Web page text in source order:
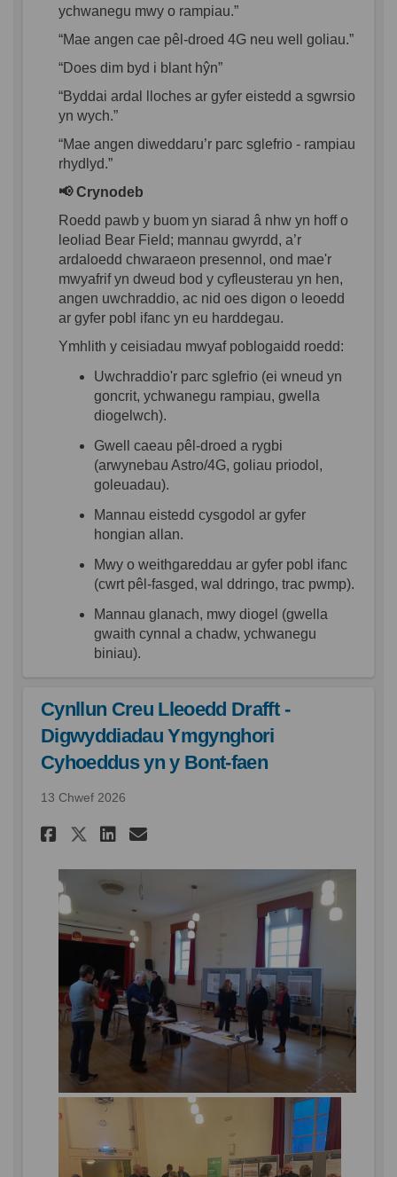
ychwanegu mwy o rampiau.”
“Mae angen cae pêl-droed 4G neu well goliau.”
“Does dim byd i blant hŷn”
“Byddai ardal lloches ar gyfer eistedd a sgwrsio
yn wych.”
“Mae angen diweddaru’r parc sglefrio - rampiau
rhydlyd.”
📢Crynodeb
Roedd pawb y buom yn siarad â nhw yn hoffo
leoliad Bear Field; mannau gwyrdd, a’r
ardaloedd chwaraeon presennol , ond mae'r
mwyafrif yn dweud bod y cyfleusterau yn hen,
angen uwchraddio, ac nid oes digon o leoedd
ar gyfer pobl ifanc yn eu harddegau.
Ymhlith y ceisiadau mwyaf poblogaidd roedd:
Uwchraddio'r parc sglefrio (ei wneud yn
goncrit, ychwanegu rampiau, gwella
diogelwch).
Gwell
caeau pêl-droed a rygbi
(arwynebau Astro/4G, goliau priodol ,
goleuadau).
Mannau eistedd cysgodol ar gyfer
hongian allan.
Mwy o weithgareddau ar gyfer pobl ifanc
(cwrt pêl-fasged, wal ddringo, trac pwmp).
Mannau glanach, mwy diogel (gwella
gwaith cynnal a chadw, ychwanegu
biniau).
Cynllun Creu Lleoedd Drafft -
Digwyddiadau Ymgynghori
Cyhoeddus yn y Bont-faen
13 Chwef 2026
Rhannu Cynllun Creu
Rhannu Cynllun Creu
Rhannu Cynllun Creu
E-bost Cynllun Creu